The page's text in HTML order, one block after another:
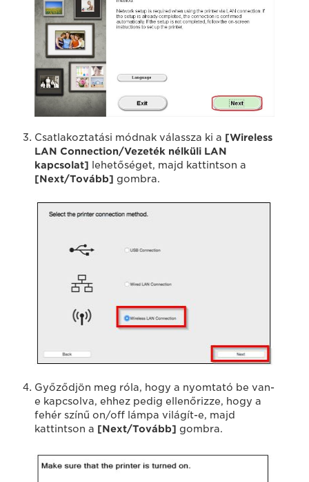
Csatlakoztatási módnak válassza ki a [Wireless
LAN Connection/Vezeték nélküli LAN
kapcsolat] lehetőséget, majd kattintson a
[Next/Tovább] gombra.
Győződjön meg róla, hogy a nyomtató be van-
e kapcsolva, ehhez pedig ellenőrizze, hogy a
fehér színű on/off lámpa világít-e, majd
kattintson a [Next/Tovább] gombra.